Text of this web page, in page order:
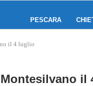
PESCARA
il 4 luglio
il